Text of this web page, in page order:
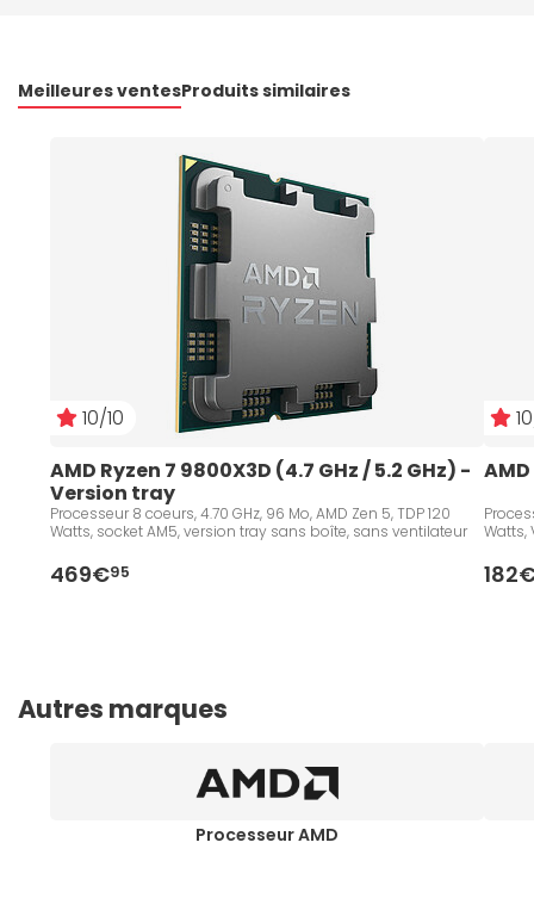
Meilleures ventesProduits similaires
10/10
AMD Ryzen 7 9800X3D (4.7 GHz / 5.2 GHz) -
Version tray
Processeur 8 coeurs, 4.70 GHz, 96 Mo, AMD Zen 5, TDP 120
Watts, socket AM5, version tray sans boîte, sans ventilateur
469€95
Watts,
Autres marques
Processeur AMD